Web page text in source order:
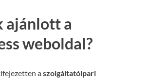
ajánlott a
weboldal?
aszolgáltatóipari